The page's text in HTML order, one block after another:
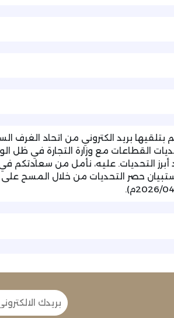
بريد الكتروني من اتحاد الغرف
تحديات القطاعات مع وزارة التجارة في ظل
التحديات. عليه، نأمل من سعادتكم
حصر التحديات من خلال المسح على